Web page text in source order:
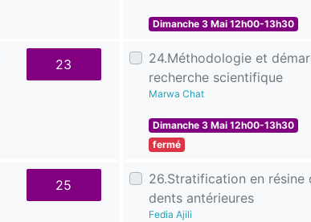
Dimanche 3 Mai 12h00-13h30
23
24.Méthodologie et
recherche scientifique
Marwa Chat
Dimanche 3 Mai 12h00-13h30
fermé
25
26.Stratification en résine
dents antérieures
Fedia Ajili